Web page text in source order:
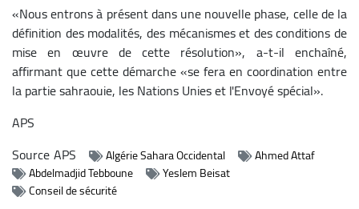
«Nous entrons à présent dans une nouvelle phase, celle de la
définition des modalités, des mécanismes et des conditions de
mise en œuvre de cette résolution», a-t-il enchaîné,
affirmant que cette démarche «se fera en coordination entre
la partie sahraouie, les Nations Unies et l'Envoyé spécial».
APS
SourceAPS Algérie Sahara Occidental
Ahmed Attaf
Abdelmadjid Tebboune
Yeslem Beisat
Conseil de sécurité